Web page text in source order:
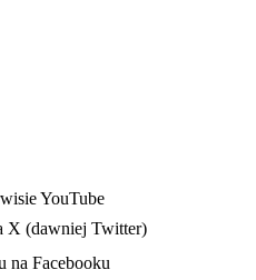
YouTube
X (dawniej Twitter)
na Facebooku